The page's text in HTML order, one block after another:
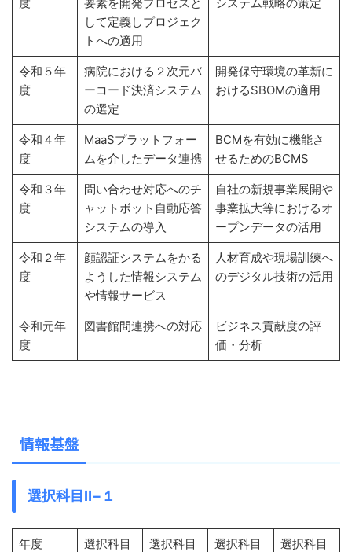
して定義しプロジェク
トへの適用
令和５年
度
病院における２次元バ
ーコード決済システム
の選定
開発保守環境の革新に
おけるSBOMの適用
令和４年
度
MaaSプラットフォー
ムを介したデータ連携
BCMを有効に機能さ
せるためのBCMS
令和３年
度
問い合わせ対応へのチ
ャットボット自動応答
システムの導入
自社の新規事業展開や
事業拡大等におけるオ
ープンデータの活用
令和２年
度
顔認証システムをかる
ようした情報システム
や情報サービス
人材育成や現場訓練へ
のデジタル技術の活用
令和元年
度
図書館間連携への対応
ビジネス貢献度の評
価・分析
情報基盤
選択科目Ⅱ−１
年度
選択科目
選択科目
選択科目
選択科目